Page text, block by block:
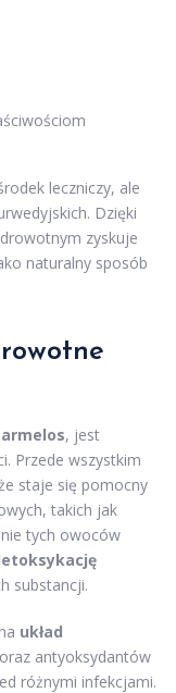
leczniczy, ale
Dzięki
zyskuje
naturalny sposób
, jest
Przede wszystkim
staje się pomocny
takich jak
tych owoców
substancji.
układ
oraz antyoksydantów
różnymi infekcjami.